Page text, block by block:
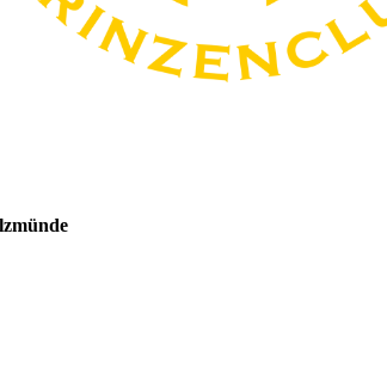
5. Prinzentreffen in
Wernigerode 2013